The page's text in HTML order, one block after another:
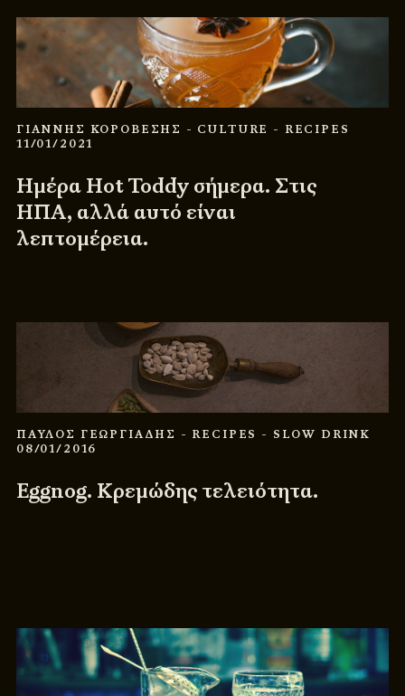
ΓΙΑΝΝΗΣ ΚΟΡΟΒΕΣΗΣ - CULTURE - RECIPES
11/01/2021
Ημέρα Hot Toddy σήμερα. Στις
ΗΠΑ, αλλά αυτό είναι
λεπτομέρεια.
ΠΑΥΛΟΣ ΓΕΩΡΓΙΑΔΗΣ - RECIPES - SLOW DRINK
08/01/2016
Eggnog. Κρεμώδης τελειότητα.